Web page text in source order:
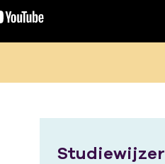
Studiewijzer